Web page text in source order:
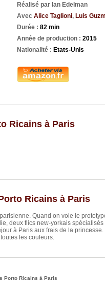
Réalisé par Ian Edelman
Avec Alice Taglioni, Luis
Durée : 82 min
Année de production : 2015
Nationalité : Etats-Unis
Ricains à Paris
Ricains à Paris
Quand on vole le
deux flics new-yorkais
à Paris aux frais de la
les couleurs.
Porto Ricains à Paris